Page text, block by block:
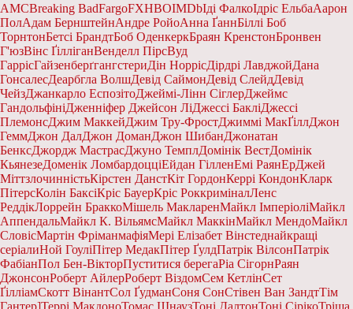
AMCBreaking BadFargoFXHBOIMDbІді ФалкоІдріс ЕльбаАарон
ПолАдам БернштейнАндре РойоАнна ҐаннБіллі Боб
ТорнтонБетсі БрандтБоб ОденкеркБраян КренстонБронвен
Г'юзВінс ҐілліганВенделл ПірсВуд
ГаррісГайзенберґгангстериДін НоррісДірдрі ЛавджойДана
ГонсалесДеарбгла ВолшДевід СаймонДевід СлейдДевід
ЧейзДжанкарло ЕспозітоДжеймі-Лінн СіглерДжеймс
ГандольфініДженніфер Джейсон ЛіДжессі БакліДжессі
ПлемонсДжим МаккейДжим Тру-ФростДжиммі МакҐіллДжон
ГеммДжон ДалДжон ДоманДжон ШибанДжонатан
БенксДжордж МастрасДжуно ТемплДомінік ВестДомінік
КьянезеДоменік ЛомбардоцціЕйдан ГілленЕмі РаянЕрДжей
МіттзлочинністьКірстен ДанстКіт ГордонКеррі КондонКларк
ПітерсКолін БаксіКріс БауерКріс РоккриміналЛенс
РеддікЛоррейн БраккоМішель МакларенМайкл ІмперіоліМайкл
АппендальМайкл К. ВільямсМайкл МаккінМайкл МендоМайкл
СловісМартін ФріманмафіяМері Елізабет Вінстеднайкращі
серіалиНой ГоуліПітер МедакПітер ҐулдПатрік ВілсонПатрік
ФабіанПол Бен-ВікторПуститися берегаРіа СігорнРаян
ДжонсонРоберт АйлерРоберт ВіздомСем КетлінСет
ҐілліамСкотт ВінантСол ҐудманСоня СонСтівен Ван ЗандтТім
Гантер]Террі МакдоноТомас ШнаузТоні ДалтонТоні СірікоТріша